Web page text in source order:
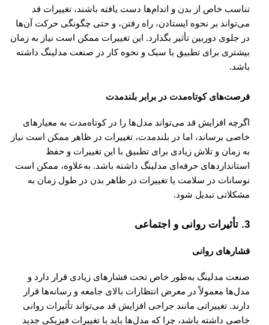
تناسب خاص از بدن و اندام‌ها دست یافته باشند، تغییرات قد
می‌تواند بر نحوه ایستادن، راه رفتن، و حتی چگونگی حرکت آن‌ها
در جلوی دوربین تأثیر بگذارد. این تغییرات ممکن است نیاز به زمان
بیشتری برای تطبیق با سبک و نحوه کار در صنعت مدلینگ داشته
باشد.
فرصت‌های کوتاه‌مدت در برابر بلندمدت
اگرچه افزایش قد می‌تواند مدل‌ها را در کوتاه‌مدت به معیارهای
خاصی برساند، اما در بلندمدت، تغییرات در ظاهر ممکن است نیاز
به زمان و تلاش زیادی برای تطبیق با این تغییرات و حفظ
استانداردهای حرفه‌ای مدلینگ داشته باشد. به‌علاوه، ممکن است
نوسانات در سلامت یا تغییرات در ظاهر بدن در طول زمان به
مشکلاتی تبدیل شود.
3. تأثیرات روانی و اجتماعی
فشارهای روانی
صنعت مدلینگ به‌طور خاص تحت فشارهای زیادی قرار دارد و
مدل‌ها معمولاً در معرض انتظارات بالای جامعه و رسانه‌ها قرار
دارند. تغییراتی مانند جراحی افزایش قد می‌تواند تأثیرات روانی
خاصی داشته باشد، چرا که مدل‌ها باید با تغییرات فیزیکی جدید